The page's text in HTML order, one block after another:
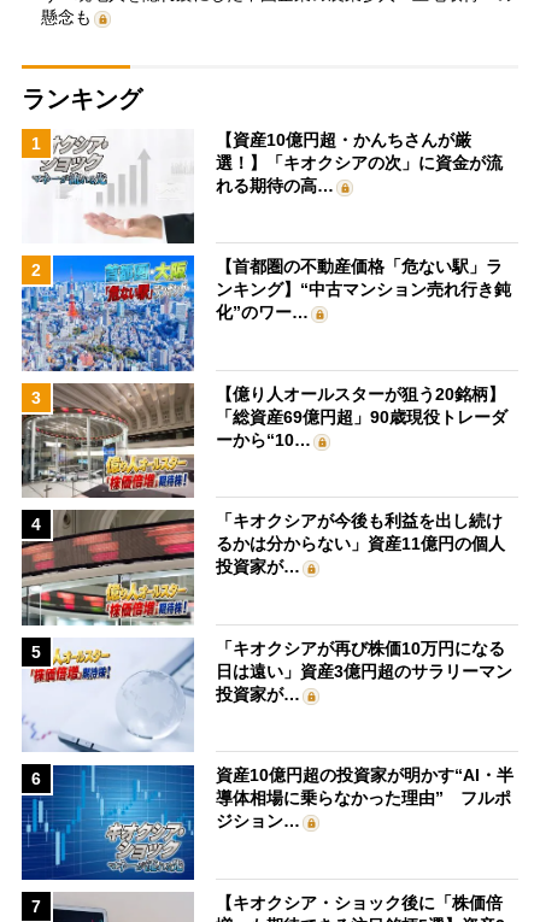
懸念も
ランキング
1
【資産10億円超・かんちさんが厳
選！】「キオクシアの次」に資金が流
れる期待の高…
2
【首都圏の不動産価格「危ない駅」ラ
ンキング】“中古マンション売れ行き鈍
化”のワー…
3
【億り人オールスターが狙う20銘柄】
「総資産69億円超」90歳現役トレーダ
ーから“10…
4
「キオクシアが今後も利益を出し続け
るかは分からない」資産11億円の個人
投資家が…
5
「キオクシアが再び株価10万円になる
日は遠い」資産3億円超のサラリーマン
投資家が…
6
資産10億円超の投資家が明かす“AI・半
導体相場に乗らなかった理由” フルポ
ジション…
7
【キオクシア・ショック後に「株価倍